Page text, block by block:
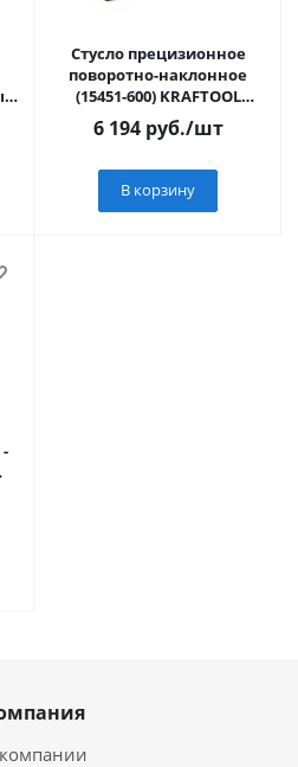
Стусло прецизионное
поворотно-наклонное
(15451-600) KRAFTOOL
Alligator 3D, 600 мм
6 194руб./шт
В корзину